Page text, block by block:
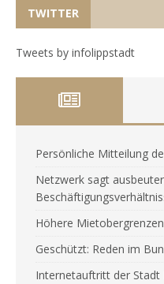
TWITTER
Tweets by infolippstadt
Persönliche Mitteilung
Netzwerk sagt
Höhere
Geschützt: Reden im
Internetauftritt der Stadt